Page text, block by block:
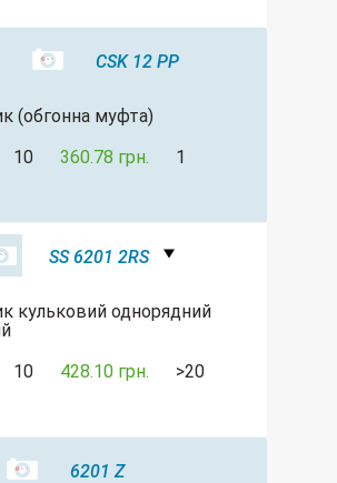
CSK 12 PP
(обгонна муфта)
10 360.78 грн. 1
SS 6201 2RS
кульковий однорядний
10 428.10 грн. >20
6201 Z